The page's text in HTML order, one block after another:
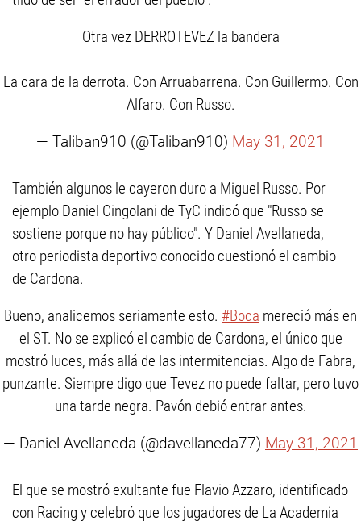
Otra vez DERROTEVEZ la bandera
La cara de la derrota. Con Arruabarrena. Con Guillermo. Con
Alfaro. Con Russo.
— Taliban910 (@Taliban910) May 31, 2021
También algunos le cayeron duro a Miguel Russo. Por
ejemplo Daniel Cingolani de TyC indicó que "Russo se
sostiene porque no hay público". Y Daniel Avellaneda,
otro periodista deportivo conocido cuestionó el cambio
de Cardona.
Bueno, analicemos seriamente esto. #Boca mereció más en
el ST. No se explicó el cambio de Cardona, el único que
mostró luces, más allá de las intermitencias. Algo de Fabra,
punzante. Siempre digo que Tevez no puede faltar, pero tuvo
una tarde negra. Pavón debió entrar antes.
— Daniel Avellaneda (@davellaneda77) May 31, 2021
El que se mostró exultante fue Flavio Azzaro, identificado
con Racing y celebró que los jugadores de La Academia